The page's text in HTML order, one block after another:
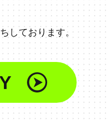
しております。